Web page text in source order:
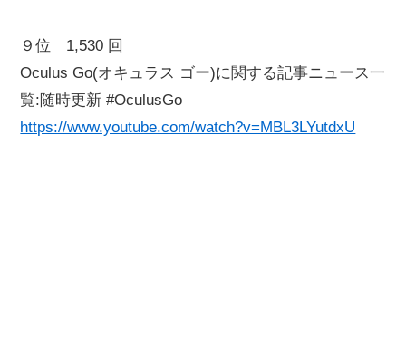
９位 1,530 回
Oculus Go(オキュラス ゴー)に関する記事ニュース一
覧:随時更新 #OculusGo
https://www.youtube.com/watch?v=MBL3LYutdxU